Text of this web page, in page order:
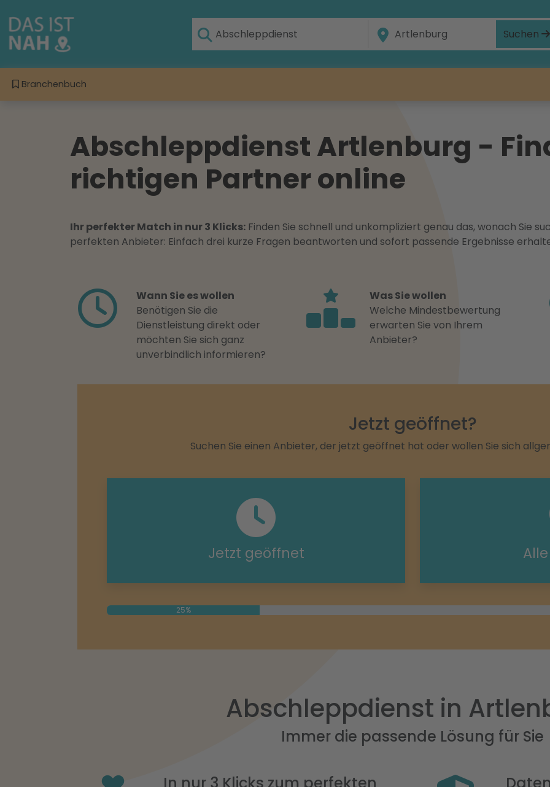
Suchen
Branchenbuch
Abschleppdienst Artlenburg -
richtigen Partner online
Ihr perfekter Match in nur 3 Klicks: Finden Sie schnell und unkompliziert genau das, wonach Sie
perfekten Anbieter: Einfach drei kurze Fragen beantworten und sofort passende Ergebnisse
Wann Sie es wollen
Benötigen Sie die
Dienstleistung direkt oder
möchten Sie sich ganz
unverbindlich informieren?
Was Sie wollen
Welche Mindestbewertung
erwarten Sie von Ihrem
Anbieter?
Jetzt geöffnet?
Suchen Sie einen Anbieter, der jetzt geöffnet hat oder wollen Sie sich
Jetzt geöffnet
25%
Abschleppdienst in
Immer die passende Lösung für Sie